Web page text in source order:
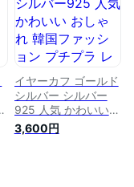
イヤーカフ ゴールド
シルバー シルバー
925 人気 かわいい
おしゃれ 韓国ファッ
ション プチプラ レ
3,600円